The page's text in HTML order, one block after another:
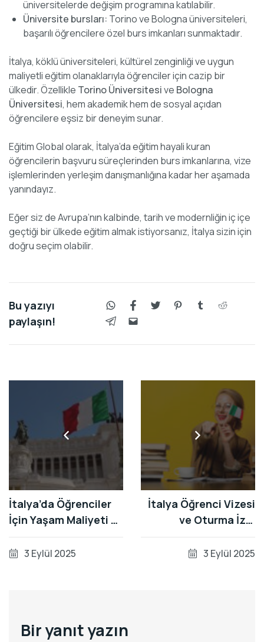
üniversitelerde değişim programına katılabilir.
Üniversite bursları: Torino ve Bologna üniversiteleri,
başarılı öğrencilere özel burs imkanları sunmaktadır.
İtalya, köklü üniversiteleri, kültürel zenginliği ve uygun
maliyetli eğitim olanaklarıyla öğrenciler için cazip bir
ülkedir. Özellikle Torino Üniversitesive Bologna
Üniversitesi, hem akademik hem de sosyal açıdan
öğrencilere eşsiz bir deneyim sunar.
Eğitim Global olarak, İtalya’da eğitim hayali kuran
öğrencilerin başvuru süreçlerinden burs imkanlarına, vize
işlemlerinden yerleşim danışmanlığına kadar her aşamada
yanındayız.
Eğer siz de Avrupa’nın kalbinde, tarih ve modernliğin iç içe
geçtiği bir ülkede eğitim almak istiyorsanız, İtalya sizin için
doğru seçim olabilir.
Bu yazıyı
paylaşın!
İtalya’da Öğrenciler
İçin Yaşam Maliyeti ve
Konaklama Rehberi
3 Eylül 2025
İtalya Öğrenci Vizesi
ve Oturma İzni
Süreçlerinde Dikkat
Edilmesi Gerekenler
3 Eylül 2025
Bir yanıt yazın